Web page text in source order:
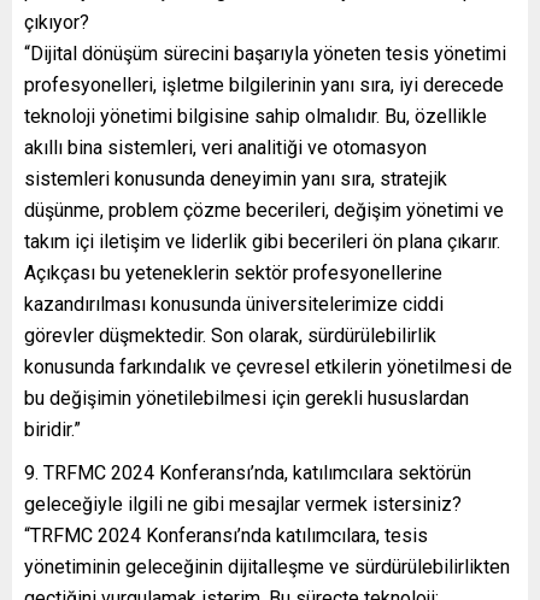
çıkıyor?
“Dijital dönüşüm sürecini başarıyla yöneten tesis yönetimi
profesyonelleri, işletme bilgilerinin yanı sıra, iyi derecede
teknoloji yönetimi bilgisine sahip olmalıdır. Bu, özellikle
akıllı bina sistemleri, veri analitiği ve otomasyon
sistemleri konusunda deneyimin yanı sıra, stratejik
düşünme, problem çözme becerileri, değişim yönetimi ve
takım içi iletişim ve liderlik gibi becerileri ön plana çıkarır.
Açıkçası bu yeteneklerin sektör profesyonellerine
kazandırılması konusunda üniversitelerimize ciddi
görevler düşmektedir. Son olarak, sürdürülebilirlik
konusunda farkındalık ve çevresel etkilerin yönetilmesi de
bu değişimin yönetilebilmesi için gerekli hususlardan
biridir.”
9. TRFMC 2024 Konferansı’nda, katılımcılara sektörün
geleceğiyle ilgili ne gibi mesajlar vermek istersiniz?
“TRFMC 2024 Konferansı’nda katılımcılara, tesis
yönetiminin geleceğinin dijitalleşme ve sürdürülebilirlikten